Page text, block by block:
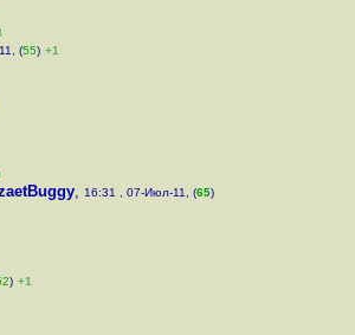
(55) +1
, 16:31 , 07-Июл-11, (65)
) +1